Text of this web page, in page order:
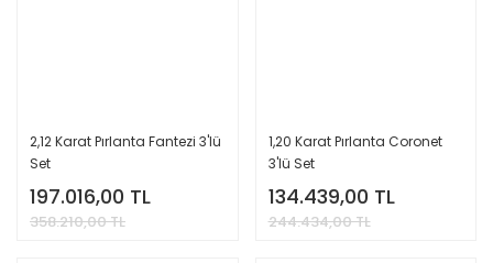
2,12 Karat Pırlanta Fantezi 3'lü
Set
197.016,00 TL
358.210,00 TL
1,20 Karat Pırlanta Coronet
3'lü Set
134.439,00 TL
244.434,00 TL